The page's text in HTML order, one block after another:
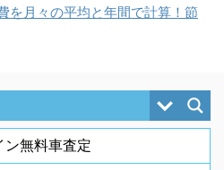
を月々の平均と年間で計算！節
無料車査定